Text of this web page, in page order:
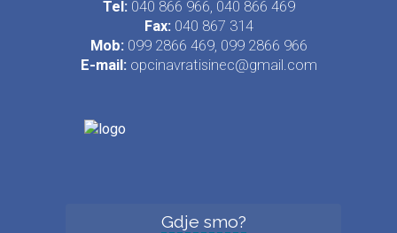
Tel: 040 866 966, 040 866 469
Fax: 040 867 314
Mob: 099 2866 469, 099 2866 966
E-mail: opcinavratisinec@gmail.com
Gdje smo?